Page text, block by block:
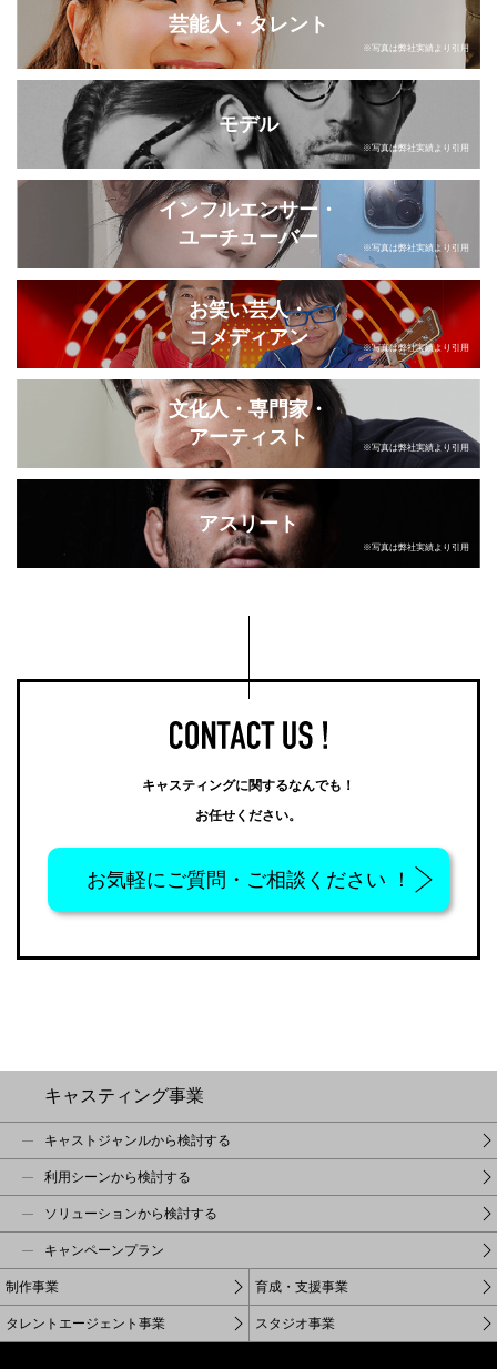
芸能人・タレント
※写真は弊社実績より引用
モデル
※写真は弊社実績より引用
インフルエンサー・
ユーチューバー
※写真は弊社実績より引用
お笑い芸人・
コメディアン
※写真は弊社実績より引用
文化人・専門家・
アーティスト
※写真は弊社実績より引用
アスリート
※写真は弊社実績より引用
キャスティングに関するなんでも！
お任せください。
お気軽に ご質問・ご相談ください ！
キャスティング事業
キャストジャンルから検討する
利用シーンから検討する
ソリューションから検討する
キャンペーンプラン
制作事業 育成・支援事業
タレントエージェント事業 スタジオ事業